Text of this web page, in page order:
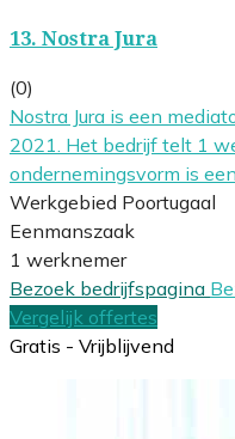
13. Nostra Jura
(0)
Nostra Jura is een
2021. Het bedrijf telt 1
ondernemingsvorm is
Werkgebied Poortugaal
Eenmanszaak
1 werknemer
Bezoek bedrijfspagina
Vergelijk offertes
Gratis - Vrijblijvend